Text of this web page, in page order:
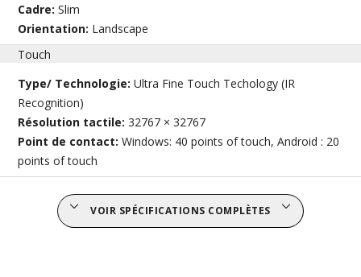
Cadre:Slim
Orientation: Landscape
Touch
Type/ Technologie:Ultra Fine Touch Techology (IR
Recognition)
Résolution tactile:32767 × 32767
Point de contact:Windows: 40 points of touch, Android : 20
points of touch
VOIR SPÉCIFICATIONS COMPLÈTES